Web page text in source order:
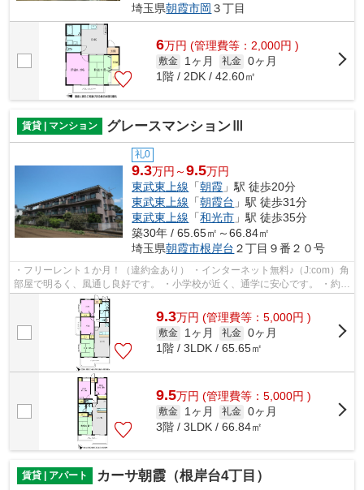
埼玉県朝霞市岡 ３丁目
6万円 (管理費等：2,000円 )
敷金 1ヶ月 礼金 0ヶ月
1階 / 2DK / 42.60㎡
賃貸 | マンション グレースマンションⅢ
礼0
9.3万円～9.5万円
東武東上線 「朝霞 」駅 徒歩20分
東武東上線 「朝霞台 」駅 徒歩31分
東武東上線 「和光市 」駅 徒歩35分
築30年 / 65.65㎡～66.84㎡
埼玉県朝霞市根岸台 ２丁目９番２０号
・フリーレント１か月！（違約金あり） ・インターネット無料♪（J:com）角
部屋で明るく、風通し良好です。 ・小学校が近く、通学に安心です。 ・約
500mの所に商業施設（スーパー、ホー...
9.3万円 (管理費等：5,000円 )
敷金 1ヶ月 礼金 0ヶ月
1階 / 3LDK / 65.65㎡
9.5万円 (管理費等：5,000円 )
敷金 1ヶ月 礼金 0ヶ月
3階 / 3LDK / 66.84㎡
賃貸 | アパート カーサ朝霞（根岸台4丁目）